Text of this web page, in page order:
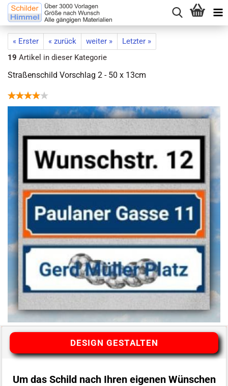
« Erster « zurück weiter »
Letzter »
19 Artikel in dieser Kategorie
Straßenschild Vorschlag 2 - 50 x 13cm
DESIGN GESTALTEN
Um das Schild nach Ihren eigenen Wünschen